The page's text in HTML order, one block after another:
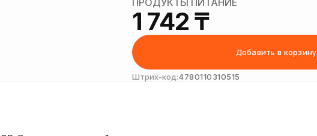
ПРОДУКТЫ ПИТАНИЕ
1 742 ₸
Добавить в корзину
Штрих-код:4780110310515